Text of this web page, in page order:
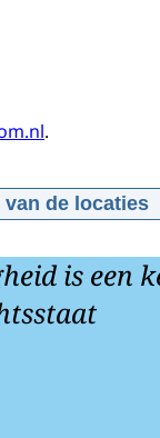
.
van de locaties
MMis een